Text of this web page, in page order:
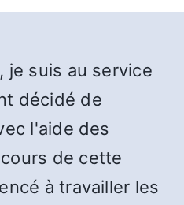
je suis au service
décidé de
l'aide des
de cette
à travailler les